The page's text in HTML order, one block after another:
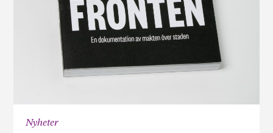
Nyheter